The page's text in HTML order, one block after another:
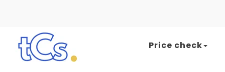
Skip to content
Price check